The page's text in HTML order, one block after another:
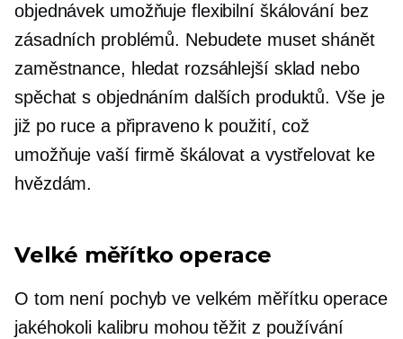
objednávek umožňuje flexibilní škálování bez
zásadních problémů. Nebudete muset shánět
zaměstnance, hledat rozsáhlejší sklad nebo
spěchat s objednáním dalších produktů. Vše je
již po ruce a připraveno k použití, což
umožňuje vaší firmě škálovat a vystřelovat ke
hvězdám.
Velké měřítko operace
O tom není pochybve velkém měřítku operace
jakéhokoli kalibru mohou těžit z používání